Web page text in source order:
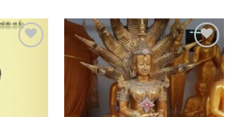
Add to
Wishlist